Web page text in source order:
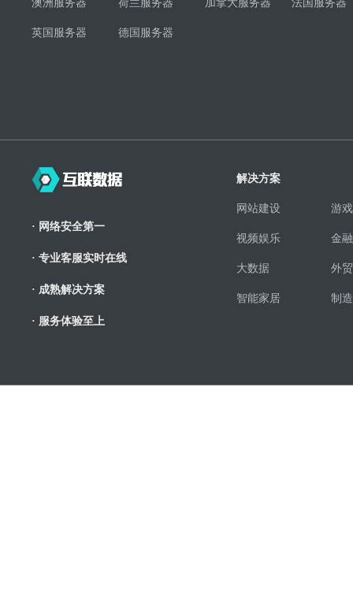
澳洲服务器 荷兰服务器 加拿大服务器 法国服务器
英国服务器 德国服务器
· 网络安全第一
· 专业客服实时在线
· 成熟解决方案
· 服务体验至上
解决方案
网站建设 游
视频娱乐 金
大数据 外
智能家居 制